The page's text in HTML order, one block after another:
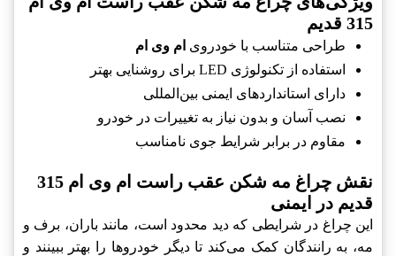
315 قدیم
طراحی متناسب با خودروی ام وی ام
استفاده از تکنولوژی LED برای روشنایی بهتر
دارای استانداردهای ایمنی بین‌المللی
نصب آسان و بدون نیاز به تغییرات در خودرو
مقاوم در برابر شرایط جوی نامناسب
نقش چراغ مه شکن عقب راست ام وی ام 315
قدیم در ایمنی
این چراغ در شرایطی که دید محدود است، مانند باران، برف و
مه، به رانندگان کمک می‌کند تا دیگر خودروها را بهتر ببینند و